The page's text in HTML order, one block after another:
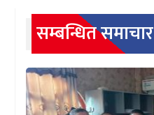
सम्बन्धित समाचार